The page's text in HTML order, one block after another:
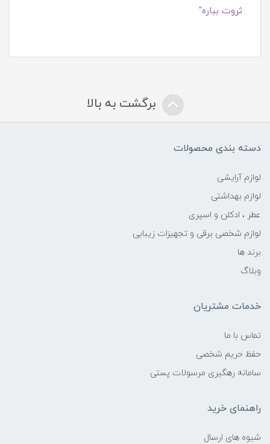
ثروت بباره"
برگشت به بالا
دسته بندی محصولات
لوازم آرایشی
لوازم بهداشتی
عطر ، ادکلن و اسپری
لوازم شخصی برقی و تجهیزات زیبایی
برند ها
وبلاگ
خدمات مشتریان
تماس با ما
حفظ حریم شخصی
سامانه رهگیری مرسولات پستی
راهنمای خرید
شیوه های ارسال